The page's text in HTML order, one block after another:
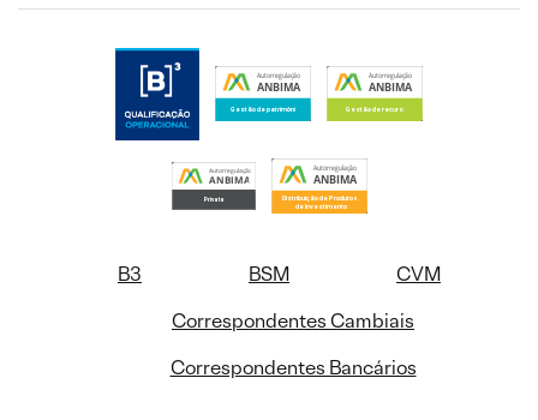
B3 BSM
CVM
Correspondentes Cambiais
Correspondentes Bancários